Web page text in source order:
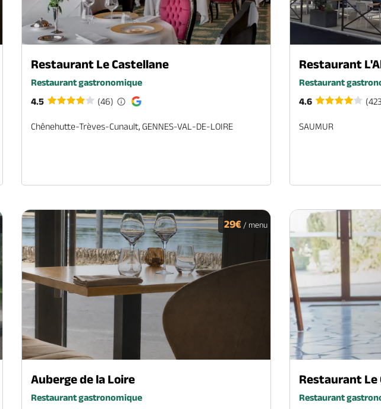
Restaurant Le Castellane
Restaurant gastronomique
4.5
(46)
Chênehutte-Trèves-Cunault, GENNES-VAL-DE-LOIRE
Restaurant
Restaurant
4.6
SAUMUR
29€ / menu
Auberge de la Loire
Restaurant gastronomique
Restaurant Le
Restaurant